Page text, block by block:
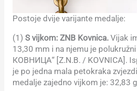
Postoje dvije varijante medalje:
(1)S vijkom: ZNB Kovnica. Vijak
13,30 mm i na njemu je
КОВНИЦА“ [Z.N.B. / KOVNICA].
je po jedna mala petokraka
medalje zajedno vijkom je: 32,83